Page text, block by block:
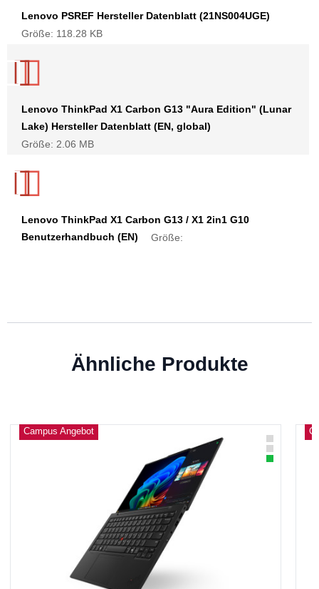
Lenovo PSREF Hersteller Datenblatt (21NS004UGE)
Größe: 118.28 KB
Lenovo ThinkPad X1 Carbon G13 "Aura Edition" (Lunar
Lake) Hersteller Datenblatt (EN, global)
Größe: 2.06 MB
Lenovo ThinkPad X1 Carbon G13 / X1 2in1 G10
Benutzerhandbuch (EN)
Größe:
Ähnliche Produkte
Campus Angebot